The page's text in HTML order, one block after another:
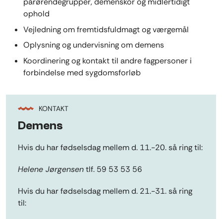
ophold
Vejledning omfremtidsfuldmagtog værgemål
Oplysning og undervisning om demens
Koordinering og kontakt til andre fagpersoner i
forbindelse med sygdomsforløb
KONTAKT
Demens
Hvis du har fødselsdag mellem d. 11.-20. så ring til:
Helene Jørgensentlf. 59 53 53 56
Hvis du har fødselsdag mellem d. 21.-31. så ring
til: